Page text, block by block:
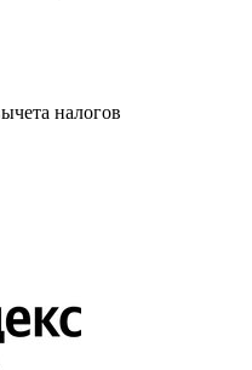
налогов